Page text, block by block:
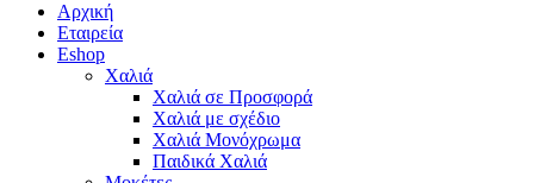
Αρχική
Εταιρεία
Eshop
Χαλιά
Χαλιά σε Προσφορά
Χαλιά με σχέδιο
Χαλιά Μονόχρωμα
Παιδικά Χαλιά